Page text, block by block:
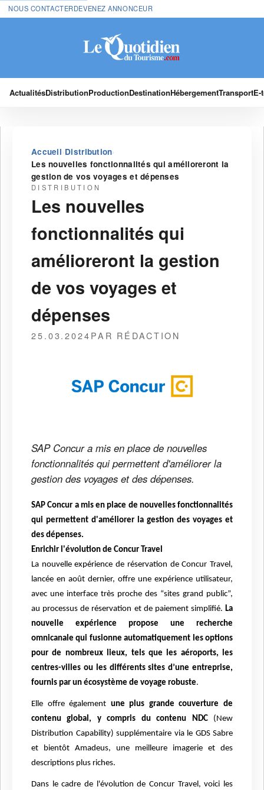
NOUS CONTACTERDEVENEZ ANNONCEUR
ActualitésDistributionProductionDestinationHébergementTransport
Accueil›Distribution›
Les nouvelles fonctionnalités qui amélioreront la
gestion de vos voyages et dépenses
DISTRIBUTION
Les nouvelles
fonctionnalités qui
amélioreront la gestion
de vos voyages et
dépenses
25.03.2024PAR RÉDACTION
SAP Concur a mis en place de nouvelles
fonctionnalités qui permettent d'améliorer la
gestion des voyages et des dépenses.
SAP Concur a mis en place de nouvelles fonctionnalités
qui permettent d'améliorer la gestion des voyages et
des dépenses.
Enrichir l'évolution de Concur Travel
La nouvelle expérience de réservation de Concur Travel,
lancée en août dernier, offre une expérience utilisateur,
avec une interface très proche des “sites grand public”,
au processus de réservation et de paiement simplifié. La
nouvelle expérience propose une recherche
omnicanale qui fusionne automatiquement les options
pour de nombreux lieux, tels que les aéroports, les
centres-villes ou les différents sites d’une entreprise,
fournis par un écosystème de voyage robuste.
Elle offre également une plus grande couverture de
contenu global, y compris du contenu NDC(New
Distribution Capability) supplémentaire via le GDS Sabre
et bientôt Amadeus, une meilleure imagerie et des
descriptions plus riches.
Dans le cadre de l'évolution de Concur Travel, voici les